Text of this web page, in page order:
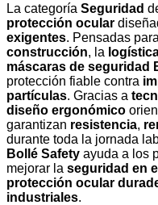
La categoría Seguridad
protección ocular
exigentes. Pensadas
construcción, la
máscaras de seguridad
protección fiable contra
partículas. Gracias a
diseño ergonómico
garantizan resistencia,
durante toda la jornada
Bollé Safety ayuda a los
mejorar la seguridad en
protección ocular
industriales.